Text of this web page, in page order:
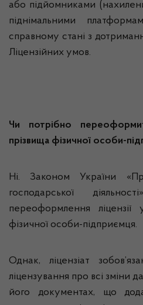
або підйомниками
піднімальними
справному стані з
Ліцензійних умов.
Чи потрібно
прізвища фізичної особи-
Ні. Законом України
господарської
переоформлення ліцензії
фізичної особи-підприємця.
Однак, ліцензіат
ліцензування про всі зміни
його документах, що